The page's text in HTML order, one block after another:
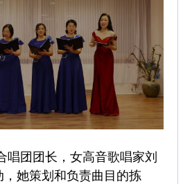
唱团团长，女高音歌唱家刘
她策划和负责曲目的拣